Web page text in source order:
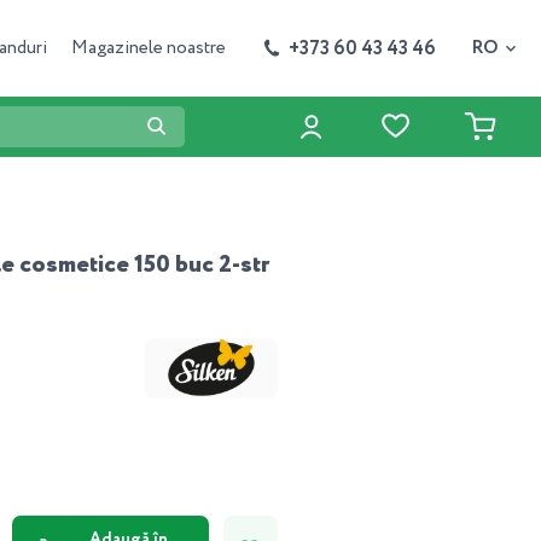
Magazinele noastre +373 60 43 43 46 RO
cosmetice 150 buc 2-str